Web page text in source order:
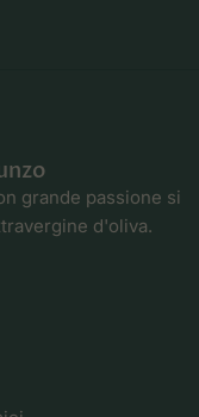
grande passione si
d'oliva.